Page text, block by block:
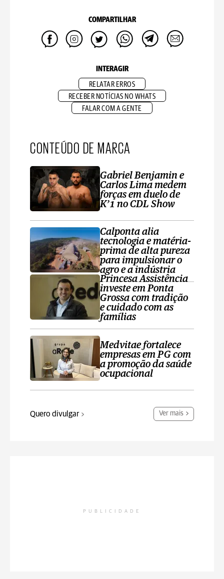
COMPARTILHAR
INTERAGIR
RELATAR ERROS
RECEBER NOTÍCIAS NO WHATS
FALAR COM A GENTE
CONTEÚDO DE MARCA
Gabriel Benjamin e
Carlos Lima medem
forças em duelo de
K’1 no CDL Show
Calponta alia
tecnologia e matéria-
prima de alta pureza
para impulsionar o
agro e a indústria
Princesa Assistência
investe em Ponta
Grossa com tradição
e cuidado com as
famílias
Medvitae fortalece
empresas em PG com
a promoção da saúde
ocupacional
Quero divulgar Ver mais
PUBLICIDADE